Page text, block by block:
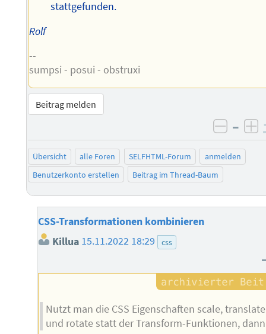
stattgefunden.
Rolf
--
sumpsi - posui - obstruxi
Beitrag melden
–
Übersicht alle Foren SELFHTML-Forum
anmelden
Benutzerkonto erstellen
Beitrag im Thread-Baum
CSS-Transformationen kombinieren
Killua 15.11.2022 18:29 css
Nutzt man die CSS Eigenschaften scale, translate
und rotate statt der Transform-Funktionen, dann